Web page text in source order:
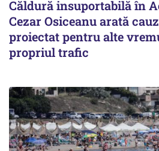
Căldură insuportabilă în
Cezar Osiceanu arată
proiectat pentru alte
propriul trafic